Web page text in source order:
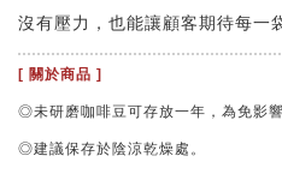
沒有壓力，也能讓顧客期待每一
[ 關於商品 ]
◎未研磨咖啡豆可存放一年，為免影
◎建議保存於陰涼乾燥處。